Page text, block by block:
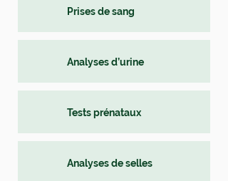
Prises de sang
Analyses d’urine
Tests prénataux
Analyses de selles